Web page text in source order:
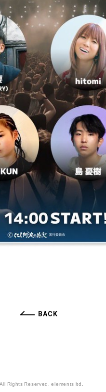
BACK
Rights Reserved. elements ltd.